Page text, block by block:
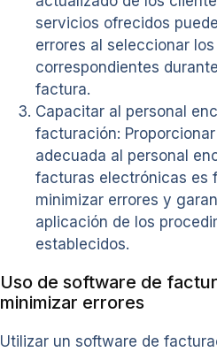
servicios ofrecidos
errores al seleccionar
correspondientes
factura.
Capacitar al personal
facturación:
adecuada al personal
facturas electrónicas es
minimizar errores y
aplicación de los
establecidos.
Uso de software de
minimizar errores
Utilizar un software de